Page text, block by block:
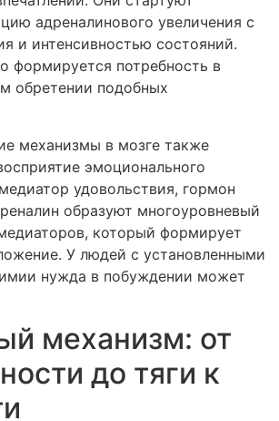
адреналинового увеличения с
и интенсивностью состояний.
формируется потребность в
обретении подобных
механизмы в мозге также
эмоционального
удовольствия, гормон
образуют многоуровневый
который формирует
У людей с установленными
нужда в побуждении может
механизм: от
до тяги к